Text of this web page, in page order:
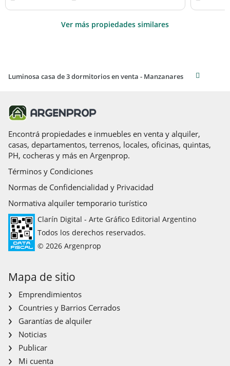
Ver más propiedades similares
Luminosa casa de 3 dormitorios en venta - Manzanares
Encontrá propiedades e inmuebles en venta y alquiler,
casas, departamentos, terrenos, locales, oficinas, quintas,
PH, cocheras y más en Argenprop.
Términos y Condiciones
Normas de Confidencialidad y Privacidad
Normativa alquiler temporario turístico
Clarín Digital - Arte Gráfico Editorial Argentino
Todos los derechos reservados.
© 2026 Argenprop
Mapa de sitio
Emprendimientos
Countries y Barrios Cerrados
Garantías de alquiler
Noticias
Publicar
Mi cuenta